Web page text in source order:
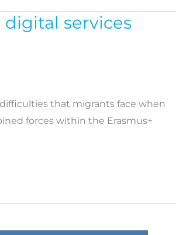
services
that migrants face when
forces within the Erasmus+